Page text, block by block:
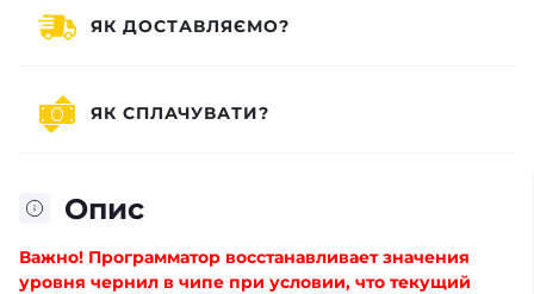
Опис
Важно! Программатор восстанавливает значения
уровня чернил в чипе при условии, что текущий
ЯК ДОСТАВЛЯЄМО?
ЯК СПЛАЧУВАТИ?